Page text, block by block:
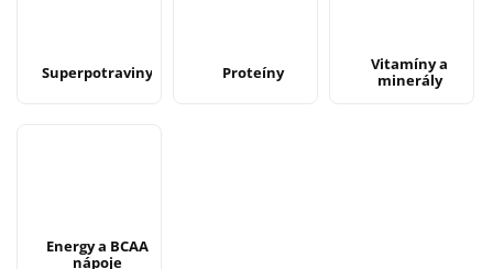
Superpotraviny Proteíny
Vitamíny a
minerály
Energy a BCAA
nápoje